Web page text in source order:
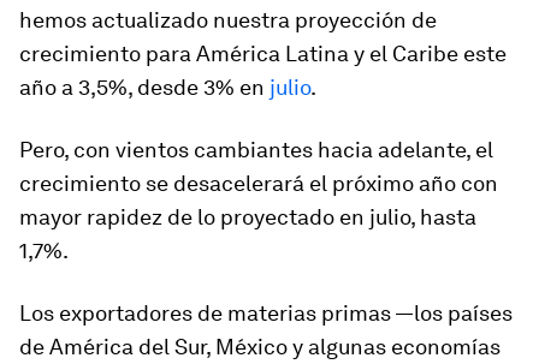
hemos actualizado nuestra proyección de
crecimiento para América Latina y el Caribe este
año a 3,5%, desde 3% en julio.
Pero, con vientos cambiantes hacia adelante, el
crecimiento se desacelerará el próximo año con
mayor rapidez de lo proyectado en julio, hasta
1,7%.
Los exportadores de materias primas —los países
de América del Sur, México y algunas economías